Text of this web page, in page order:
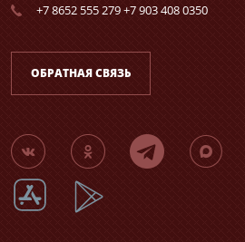
+7 8652 555 279 +7 903 408 0350
ОБРАТНАЯ СВЯЗЬ